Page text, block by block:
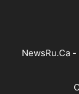
NewsRu.Ca